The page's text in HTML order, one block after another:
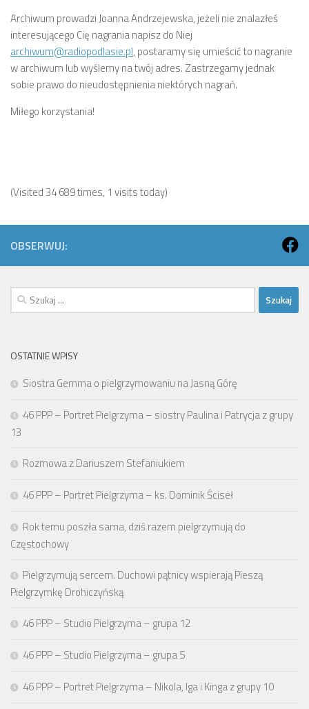
Archiwum prowadzi Joanna Andrzejewska, jeżeli nie znalazłeś
interesującego Cię nagrania napisz do Niej
archiwum@radiopodlasie.pl, postaramy się umieścić to nagranie
w archiwum lub wyślemy na twój adres. Zastrzegamy jednak
sobie prawo do nieudostępnienia niektórych nagrań.
Miłego korzystania!
(Visited 34 689 times, 1 visits today)
OBSERWUJ:
Szukaj:
OSTATNIE WPISY
Siostra Gemma o pielgrzymowaniu na Jasną Górę
46 PPP – Portret Pielgrzyma – siostry Paulina i Patrycja z grupy
13
Rozmowa z Dariuszem Stefaniukiem
46 PPP – Portret Pielgrzyma – ks. Dominik Ściseł
Rok temu poszła sama, dziś razem pielgrzymują do
Częstochowy
Pielgrzymują sercem. Duchowi pątnicy wspierają Pieszą
Pielgrzymkę Drohiczyńską
46 PPP – Studio Pielgrzyma – grupa 12
46 PPP – Studio Pielgrzyma – grupa 5
46 PPP – Portret Pielgrzyma – Nikola, Iga i Kinga z grupy 10